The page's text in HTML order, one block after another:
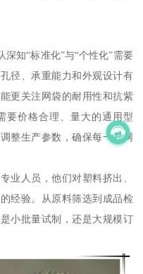
知“标准化”与“个性化”需要
径、承重能力和外观设计有
更关注网袋的耐用性和抗紫
要价格合理、量大的通用型
整生产参数，确保每一批网
业人员，他们对塑料挤出、
经验。从原料筛选到成品检
小批量试制，还是大规模订